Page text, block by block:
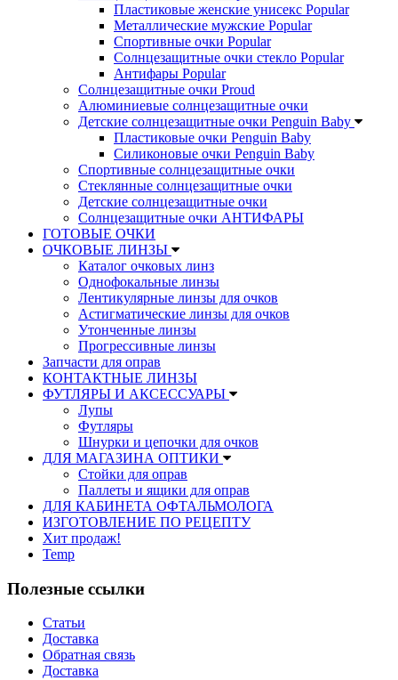
Пластиковые женские унисекс Popular
Металлические мужские Popular
Спортивные очки Popular
Солнцезащитные очки стекло Popular
Aнтифары Popular
Солнцезащитные очки Proud
Алюминиевые солнцезащитные очки
Детские солнцезащитные очки Penguin Baby
Пластиковые очки Penguin Baby
Силиконовые очки Penguin Baby
Спортивные солнцезащитные очки
Стеклянные солнцезащитные очки
Детские солнцезащитные очки
Солнцезащитные очки АНТИФАРЫ
ГОТОВЫЕ ОЧКИ
ОЧКОВЫЕ ЛИНЗЫ
Каталог очковых линз
Однофокальные линзы
Лентикулярные линзы для очков
Астигматические линзы для очков
Утонченные линзы
Прогрессивные линзы
Запчасти для оправ
КОНТАКТНЫЕ ЛИНЗЫ
ФУТЛЯРЫ И АКСЕССУАРЫ
Лупы
Футляры
Шнурки и цепочки для очков
ДЛЯ МАГАЗИНА ОПТИКИ
Стойки для оправ
Паллеты и ящики для оправ
ДЛЯ КАБИНЕТА ОФТАЛЬМОЛОГА
ИЗГОТОВЛЕНИЕ ПО РЕЦЕПТУ
Хит продаж!
Temp
Полезные ссылки
Статьи
Доставка
Обратная связь
Доставка